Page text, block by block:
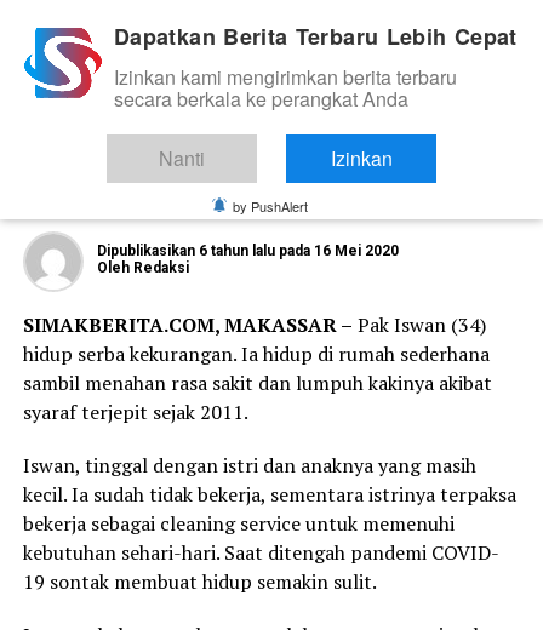
KABAR DAERAH
Kepala Keluarga Lumpuh Bertahun-
tahun Tak Tersentuh Bantuan, Nunung
Dasniar Murka
Dipublikasikan 6 tahun lalu pada 16 Mei 2020
Oleh Redaksi
SIMAKBERITA.COM, MAKASSAR – Pak Iswan (34)
hidup serba kekurangan. Ia hidup di rumah sederhana
sambil menahan rasa sakit dan lumpuh kakinya akibat
syaraf terjepit sejak 2011.
Iswan, tinggal dengan istri dan anaknya yang masih
kecil. Ia sudah tidak bekerja, sementara istrinya terpaksa
bekerja sebagai cleaning service untuk memenuhi
kebutuhan sehari-hari. Saat ditengah pandemi COVID-
19 sontak membuat hidup semakin sulit.
Dapatkan Berita Terbaru Lebih Cepat
Izinkan kami mengirimkan berita terbaru
secara berkala ke perangkat Anda
Nanti Izinkan
by PushAlert